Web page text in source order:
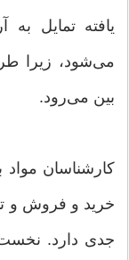
یافته تمایل
می‌شود، زیرا
بین می‌رود.
کارشناسان مواد
خرید و فروش و
جدی دارد. نخست